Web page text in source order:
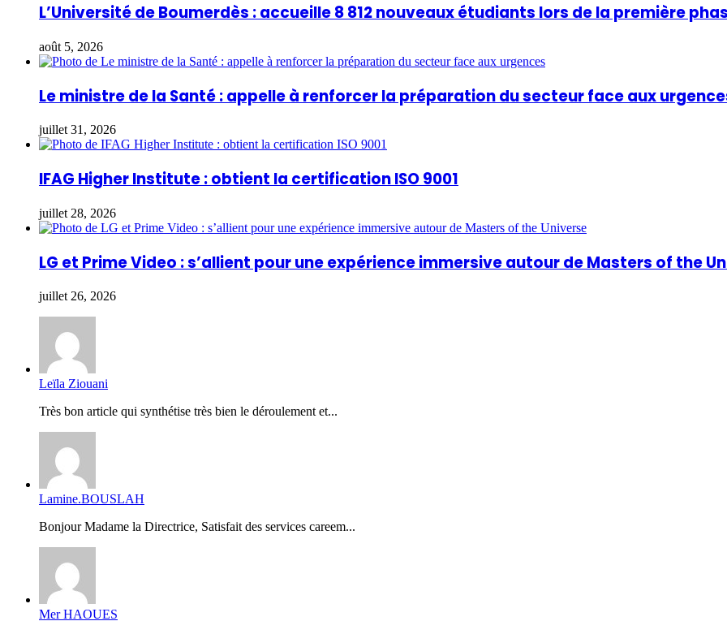
L’Université de Boumerdès : accueille 8 812 nouveaux étudiants lors de la première
août 5, 2026
Le ministre de la Santé : appelle à renforcer la préparation du secteur face aux
juillet 31, 2026
IFAG Higher Institute : obtient la certification ISO 9001
juillet 28, 2026
LG et Prime Video : s’allient pour une expérience immersive autour de Masters of the
juillet 26, 2026
Leïla Ziouani
Très bon article qui synthétise très bien le déroulement et...
Lamine.BOUSLAH
Bonjour Madame la Directrice, Satisfait des services careem...
Mer HAOUES